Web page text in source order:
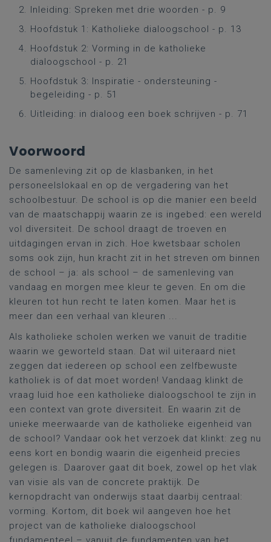
Inleiding: Spreken met drie woorden - p. 9
Hoofdstuk 1: Katholieke dialoogschool - p. 13
Hoofdstuk 2: Vorming in de katholieke
dialoogschool - p. 21
Hoofdstuk 3: Inspiratie - ondersteuning -
begeleiding - p. 51
Uitleiding: in dialoog een boek schrijven - p. 71
Voorwoord
De samenleving zit op de klasbanken, in het
personeelslokaal en op de vergadering van het
schoolbestuur. De school is op die manier een beeld
van de maatschappij waarin ze is ingebed: een wereld
vol diversiteit. De school draagt de troeven en
uitdagingen ervan in zich. Hoe kwetsbaar scholen
soms ook zijn, hun kracht zit in het streven om binnen
de school – ja: als school – de samenleving van
vandaag en morgen mee kleur te geven. En om die
kleuren tot hun recht te laten komen. Maar het is
meer dan een verhaal van kleuren ...
Als katholieke scholen werken we vanuit de traditie
waarin we geworteld staan. Dat wil uiteraard niet
zeggen dat iedereen op school een zelfbewuste
katholiek is of dat moet worden! Vandaag klinkt de
vraag luid hoe een katholieke dialoogschool te zijn in
een context van grote diversiteit. En waarin zit de
unieke meerwaarde van de katholieke eigenheid van
de school? Vandaar ook het verzoek dat klinkt: zeg nu
eens kort en bondig waarin die eigenheid precies
gelegen is. Daarover gaat dit boek, zowel op het vlak
van visie als van de concrete praktijk. De
kernopdracht van onderwijs staat daarbij centraal:
vorming. Kortom, dit boek wil aangeven hoe het
project van de katholieke dialoogschool